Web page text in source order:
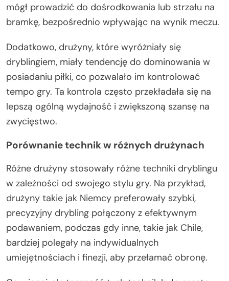
mógł prowadzić do dośrodkowania lub strzału na
bramkę, bezpośrednio wpływając na wynik meczu.
Dodatkowo, drużyny, które wyróżniały się
dryblingiem, miały tendencję do dominowania w
posiadaniu piłki, co pozwalało im kontrolować
tempo gry. Ta kontrola często przekładała się na
lepszą ogólną wydajność i zwiększoną szansę na
zwycięstwo.
Porównanie technik w różnych drużynach
Różne drużyny stosowały różne techniki dryblingu
w zależności od swojego stylu gry. Na przykład,
drużyny takie jak Niemcy preferowały szybki,
precyzyjny drybling połączony z efektywnym
podawaniem, podczas gdy inne, takie jak Chile,
bardziej polegały na indywidualnych
umiejętnościach i finezji, aby przełamać obronę.